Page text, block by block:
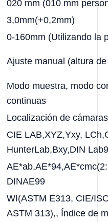
020 mm (010 mm
3,0mm(+0,2mm)
0-160mm (Utilizando la
Ajuste manual (altura
Modo muestra, modo
continuas
Localización de cámaras
CIE LAB,XYZ,Yxy,
HunterLab,Bxy,DIN
DINAE99
WI(ASTM E313, CIE/
ASTM 313),, Índice de